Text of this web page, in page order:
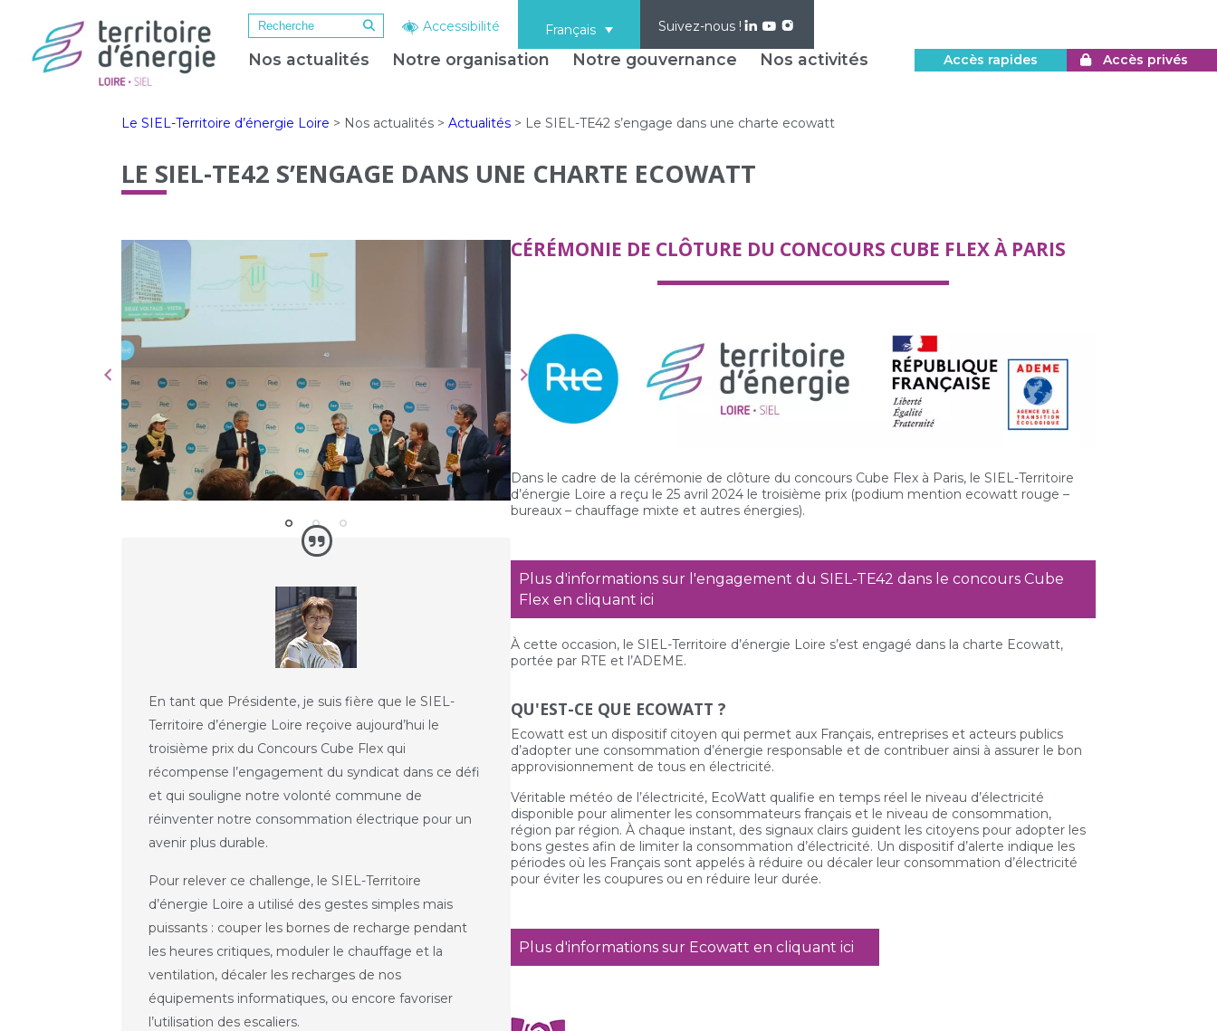
Accessibilité Français Suivez-nous !
Nos actualités Notre organisation Notre gouvernance Nos activités Accès rapides Accès privés
Le SIEL-Territoire d’énergie Loire > Nos actualités >Actualités > Le SIEL-TE42 s’engage dans une charte ecowatt
LE SIEL-TE42 S’ENGAGE DANS UNE CHARTE ECOWATT
En tant que Présidente, je suis fière que le SIEL-
Territoire d’énergie Loire reçoive aujourd’hui le
troisième prix du Concours Cube Flex qui
récompense l’engagement du syndicat dans ce défi
et qui souligne notre volonté commune de
réinventer notre consommation électrique pour un
avenir plus durable.
Pour relever ce challenge, le SIEL-Territoire
d’énergie Loire a utilisé des gestes simples mais
puissants : couper les bornes de recharge pendant
les heures critiques, moduler le chauffage et la
ventilation, décaler les recharges de nos
équipements informatiques, ou encore favoriser
l’utilisation des escaliers.
CÉRÉMONIE DE CLÔTURE DU CONCOURS CUBE FLEX À PARIS
Dans le cadre de la cérémonie de clôture du concours Cube Flex à Paris, le SIEL-Territoire
d’énergie Loire a reçu le 25 avril 2024 le troisième prix (podium mention ecowatt rouge –
bureaux – chauffage mixte et autres énergies).
Plus d'informations sur l'engagement du SIEL-TE42 dans le concours Cube
Flex en cliquant ici
À cette occasion, le SIEL-Territoire d’énergie Loire s’est engagé dans la charte Ecowatt,
portée par RTE et l’ADEME.
QU'EST-CE QUE ECOWATT ?
Ecowatt est un dispositif citoyen qui permet aux Français, entreprises et acteurs publics
d’adopter une consommation d’énergie responsable et de contribuer ainsi à assurer le bon
approvisionnement de tous en électricité.
Véritable météo de l’électricité, EcoWatt qualifie en temps réel le niveau d’électricité
disponible pour alimenter les consommateurs français et le niveau de consommation,
région par région. À chaque instant, des signaux clairs guident les citoyens pour adopter les
bons gestes afin de limiter la consommation d’électricité. Un dispositif d’alerte indique les
périodes où les Français sont appelés à réduire ou décaler leur consommation d’électricité
pour éviter les coupures ou en réduire leur durée.
Plus d'informations sur Ecowatt en cliquant ici